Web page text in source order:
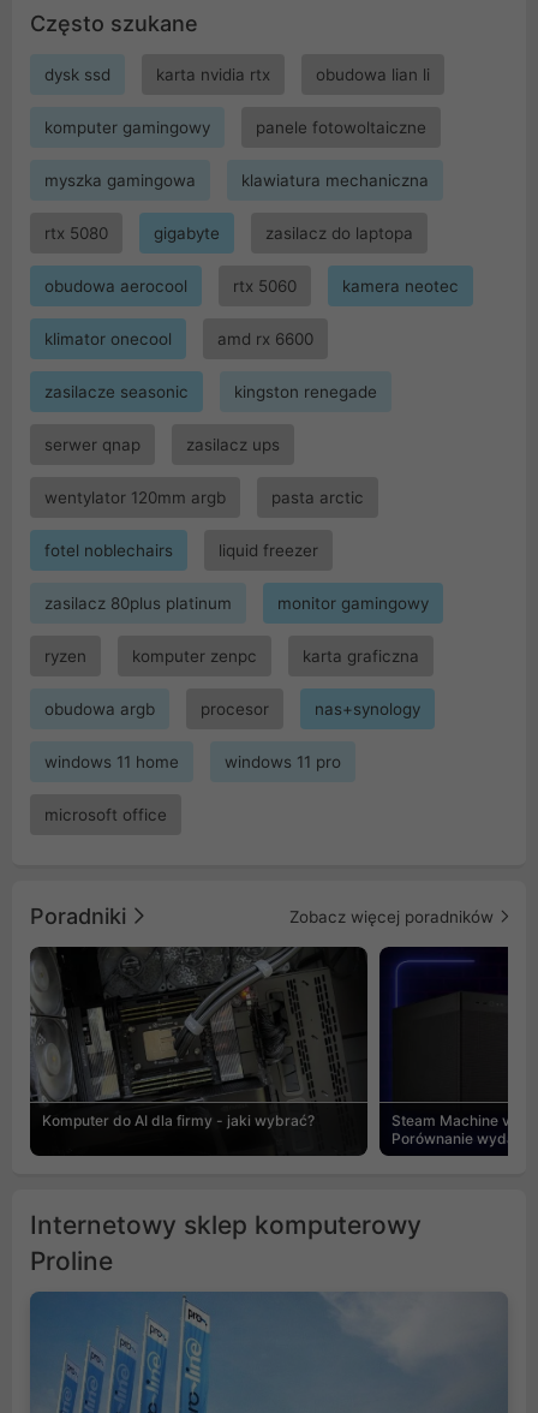
Często szukane
dysk ssd karta nvidia rtx obudowa lian li
komputer gamingowy panele fotowoltaiczne
myszka gamingowa klawiatura mechaniczna
rtx 5080 gigabyte zasilacz do laptopa
obudowa aerocool rtx 5060 kamera neotec
klimator onecool amd rx 6600
zasilacze seasonic kingston renegade
serwer qnap zasilacz ups
wentylator 120mm argb pasta arctic
fotel noblechairs liquid freezer
zasilacz 80plus platinum monitor gamingowy
ryzen komputer zenpc karta graficzna
obudowa argb procesor nas+synology
windows 11 home windows 11 pro
microsoft office
Poradniki Zobacz więcej poradników
Komputer do AI dla firmy - jaki wybrać?
Steam Machine vs
Porównanie
Internetowy sklep komputerowy
Proline